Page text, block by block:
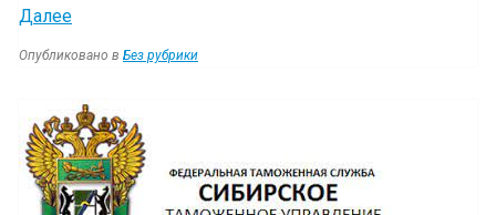
Далее“График
технической
праздничные
дни”
Опубликовано в Без рубрики
Навигация